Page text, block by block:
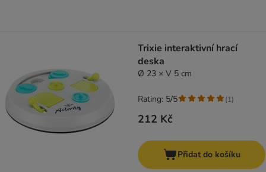
Trixie interaktivní hrací
deska
Ø 23 × V 5 cm
212 Kč
Rating: 5/5 (1)
Přidat do košíku